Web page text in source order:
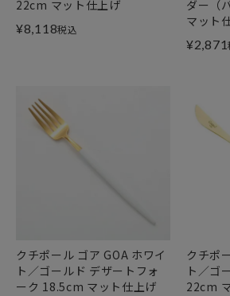
22cm マット仕上げ
¥8,118税込
ダー（
マット
¥2,871
クチポール ゴア GOA ホワイ
ト／ゴールド デザートフォ
ーク 18.5cm マット仕上げ
クチポ
ト／ゴ
22cm